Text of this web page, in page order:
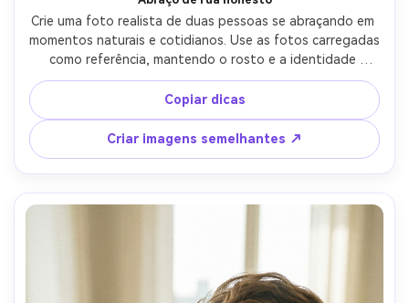
Crie uma foto realista de duas pessoas se abraçando em
momentos naturais e cotidianos. Use as fotos carregadas
como referência, mantendo o rosto e a identidade
inalterados. O abraço deve ser espontâneo e
despretensioso, como um momento capturado por acaso.
Iluminação natural ao ar livre, leve desfoque de
movimento, pose casual. Estilo realista da fotografia de
rua. Sem caricaturas, sem ilustrações, sem pose artificial.
Copiar dicas
Criar imagens semelhantes ↗